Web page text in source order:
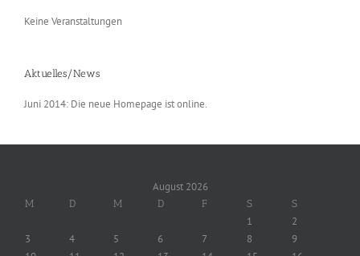
Keine Veranstaltungen
Aktuelles/News
Juni 2014: Die neue Homepage ist online.
August 2026
M D M D F S S
1
2
3
4 5 6 7 8
9